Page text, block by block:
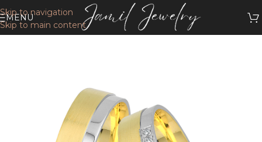
Skip to navigation
Skip to main content
MENU